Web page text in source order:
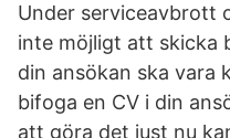
Under serviceavbrott
inte möjligt att skicka
din ansökan ska vara
bifoga en CV i din
att göra det just nu